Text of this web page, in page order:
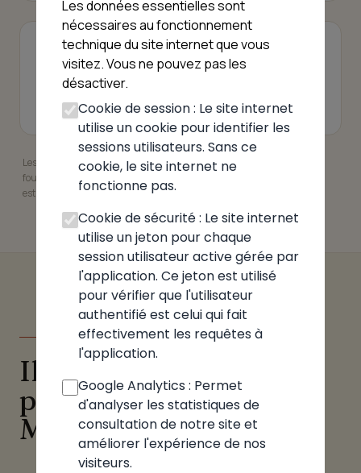
VOIR AUSSI
Pizzeria Chamonix-Mont-Blanc
Pizzeria Haute-Savoie
Les informations présentées peuvent ne pas être à jour. Elles sont
fournies à titre indicatif. Pour garantir leur exactitude, l'établissement
est invité à revendiquer sa fiche.
DANS LA MÊME ZONE
Ils proposent aussi des
pizzas à Chamonix-
Mont-Blanc
Les données essentielles sont
nécessaires au fonctionnement
technique du site internet que vous
visitez. Vous ne pouvez pas les
désactiver.
Cookie de session : Le site internet
utilise un cookie pour identifier les
sessions utilisateurs. Sans ce
cookie, le site internet ne
fonctionne pas.
Cookie de sécurité : Le site internet
utilise un jeton pour chaque
session utilisateur active gérée par
l'application. Ce jeton est utilisé
pour vérifier que l'utilisateur
authentifié est celui qui fait
effectivement les requêtes à
l'application.
Google Analytics : Permet
d'analyser les statistiques de
consultation de notre site et
améliorer l'expérience de nos
visiteurs.